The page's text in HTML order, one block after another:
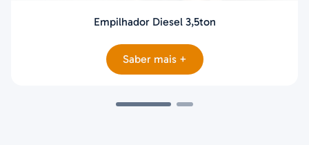
Empilhador Diesel 3,5ton
Saber mais +